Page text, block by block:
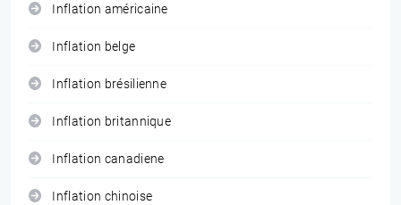
Inflation américaine
Inflation belge
Inflation brésilienne
Inflation britannique
Inflation canadiene
Inflation chinoise